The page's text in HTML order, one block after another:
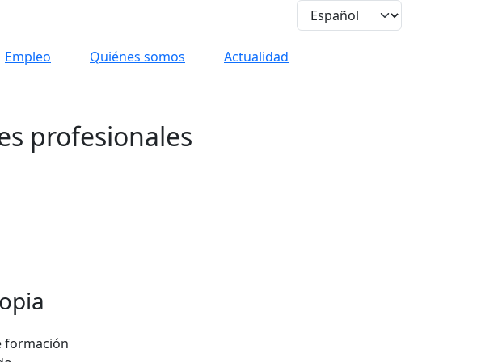
Empleo Quiénes somos
Actualidad
profesionales
formación